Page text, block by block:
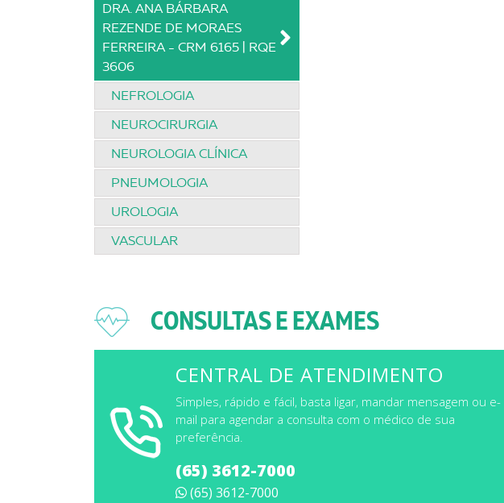
DRA. ANA BÁRBARA
REZENDE DE MORAES
FERREIRA - CRM 6165 | RQE
3606
NEFROLOGIA
NEUROCIRURGIA
NEUROLOGIA CLÍNICA
PNEUMOLOGIA
UROLOGIA
VASCULAR
CONSULTAS E EXAMES
CENTRAL DE ATENDIMENTO
Simples, rápido e fácil, basta ligar, mandar mensagem ou e-
mail para agendar a consulta com o médico de sua
preferência.
(65) 3612-7000
(65) 3612-7000